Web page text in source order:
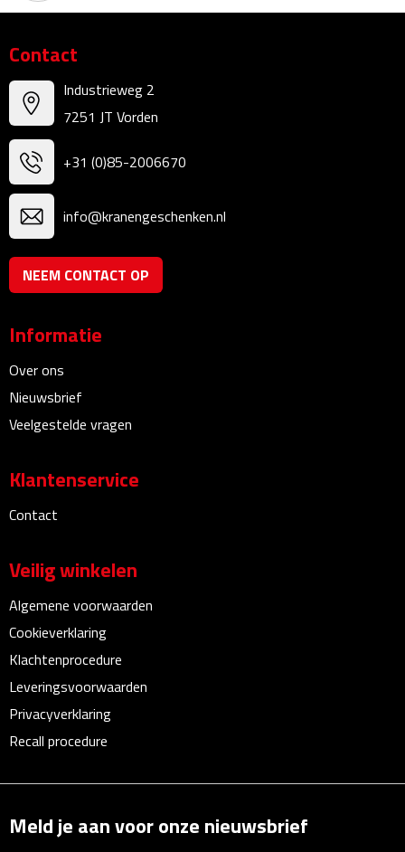
Gummen
Linialen
Magneten
Muismatten
Pennen etui's
Pennenhouders
Puntenslijpers
Document- & Schrijfmappen
Notitieboeken en Schriften
Memo's
Memoboekjes
Contact
Industrieweg 2
7251 JT Vorden
+31 (0)85-2006670
info@kranengeschenken.nl
NEEM CONTACT OP
Informatie
Over ons
Nieuwsbrief
Veelgestelde vragen
Klantenservice
Contact
Veilig winkelen
Algemene voorwaarden
Cookieverklaring
Klachtenprocedure
Leveringsvoorwaarden
Privacyverklaring
Recall procedure
Meld je aan voor onze nieuwsbrief